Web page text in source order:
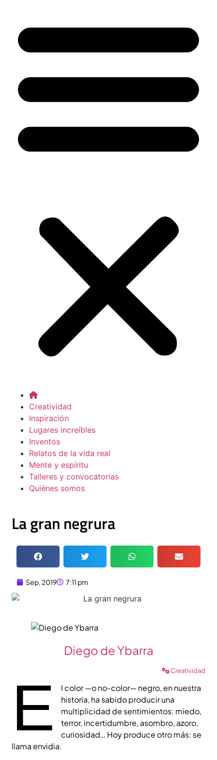
Creatividad
Inspiración
Lugares increíbles
Inventos
Relatos de la vida real
Mente y espíritu
Talleres y convocatorias
Quiénes somos
La gran negrura
Sep, 2019 7:11 pm
Diego de Ybarra
Creatividad
E
l color —o no-color— negro, en nuestra
historia, ha sabido producir una
multiplicidad de sentimientos: miedo,
terror, incertidumbre, asombro, azoro,
curiosidad… Hoy produce otro más: se
llama envidia.